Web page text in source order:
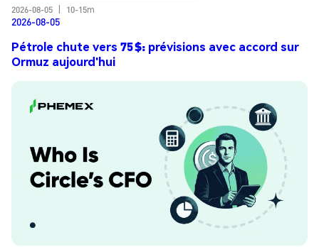
2026-08-05
10-15m
2026-08-05
Pétrole chute vers 75 $: prévisions avec accord sur
Ormuz aujourd'hui